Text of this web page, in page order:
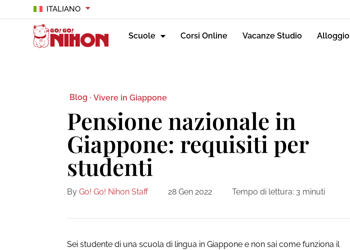
ITALIANO
Scuole Corsi Online Vacanze Studio Alloggio
Blog · Vivere in Giappone
Pensione nazionale in
Giappone: requisiti per
studenti
By Go! Go! Nihon Staff 28 Gen 2022 Tempo di lettura: 3 minuti
Sei studente di una scuola di lingua in Giappone e non sai come funziona il